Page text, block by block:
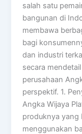
salah satu
bangunan di
membawa
bagi
dan industri
secara
perusahaan
perspektif. 1.
Angka Wijaya
produknya yang
menggunakan